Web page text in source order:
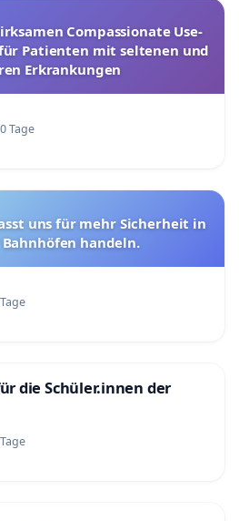
Compassionate Use-
Patienten mit seltenen und
Erkrankungen
Tage
uns für mehr Sicherheit in
Bahnhöfen handeln.
die Schüler.innen der